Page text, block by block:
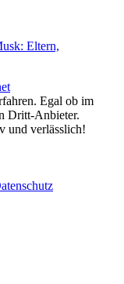
Eltern,
Egal ob im
Dritt-Anbieter.
und verlässlich!